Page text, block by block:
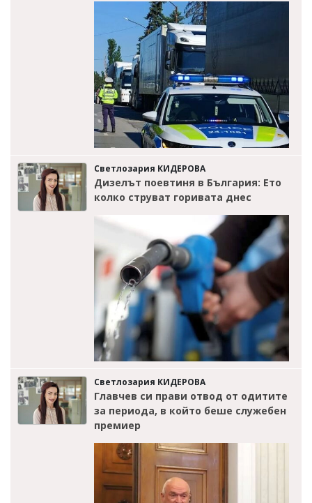
Светлозария КИДЕРОВА
Дизелът поевтиня в България: Ето
колко струват горивата днес
Светлозария КИДЕРОВА
Главчев си прави отвод от одитите
за периода, в който беше служебен
премиер